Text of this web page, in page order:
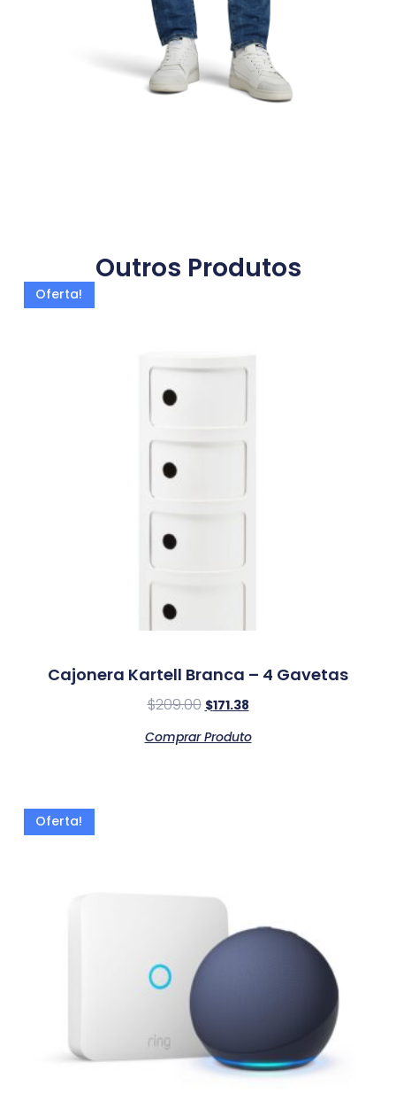
Outros Produtos
Oferta!
Cajonera Kartell Branca – 4 Gavetas
$209.00 $171.38
Comprar Produto
Oferta!